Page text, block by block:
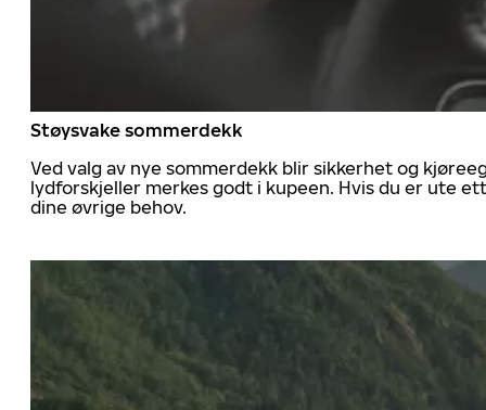
Støysvake sommerdekk
Ved valg av nye sommerdekk blir sikkerhet og
lydforskjeller merkes godt i kupeen. Hvis du er ute
dine øvrige behov.